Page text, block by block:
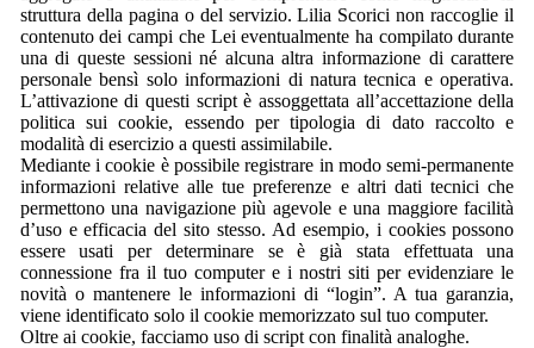
struttura della pagina o del servizio. Lilia Scorici non raccoglie il
contenuto dei campi che Lei eventualmente ha compilato durante
una di queste sessioni né alcuna altra informazione di carattere
personale bensì solo informazioni di natura tecnica e operativa.
L’attivazione di questi script è assoggettata all’accettazione della
politica sui cookie, essendo per tipologia di dato raccolto e
modalità di esercizio a questi assimilabile.
Mediante i cookie è possibile registrare in modo semi-permanente
informazioni relative alle tue preferenze e altri dati tecnici che
permettono una navigazione più agevole e una maggiore facilità
d’uso e efficacia del sito stesso. Ad esempio, i cookies possono
essere usati per determinare se è già stata effettuata una
connessione fra il tuo computer e i nostri siti per evidenziare le
novità o mantenere le informazioni di “login”. A tua garanzia,
viene identificato solo il cookie memorizzato sul tuo computer.
Oltre ai cookie, facciamo uso di script con finalità analoghe.